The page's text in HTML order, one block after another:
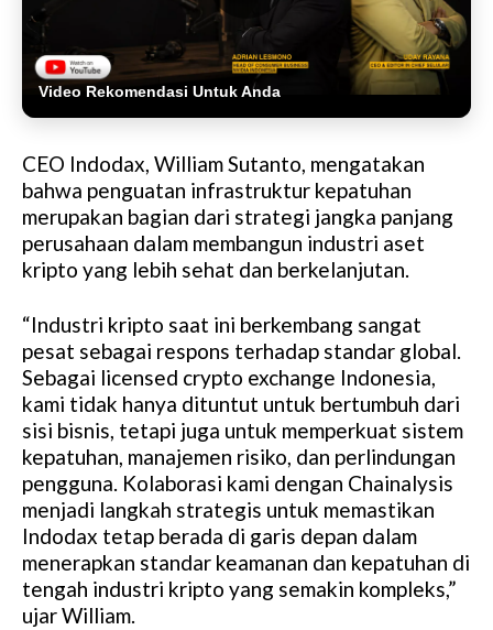
Video Rekomendasi Untuk Anda
CEO Indodax, William Sutanto, mengatakan
bahwa penguatan infrastruktur kepatuhan
merupakan bagian dari strategi jangka panjang
perusahaan dalam membangun industri aset
kripto yang lebih sehat dan berkelanjutan.
“Industri kripto saat ini berkembang sangat
pesat sebagai respons terhadap standar global.
Sebagai licensed crypto exchange Indonesia,
kami tidak hanya dituntut untuk bertumbuh dari
sisi bisnis, tetapi juga untuk memperkuat sistem
kepatuhan, manajemen risiko, dan perlindungan
pengguna. Kolaborasi kami dengan Chainalysis
menjadi langkah strategis untuk memastikan
Indodax tetap berada di garis depan dalam
menerapkan standar keamanan dan kepatuhan di
tengah industri kripto yang semakin kompleks,”
ujar William.